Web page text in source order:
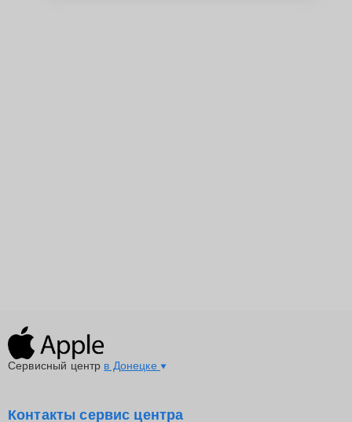
Сервисный центр в Донецке
Контакты сервис центра